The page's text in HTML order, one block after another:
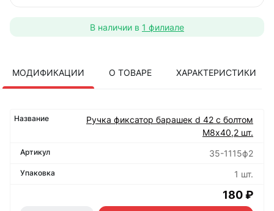
В наличии в 1 филиале
МОДИФИКАЦИИ О ТОВАРЕ ХАРАКТЕРИСТИКИ
Ручка фиксатор барашек d 42 с болтом
М8х40,2 шт.
35-1115ф2
1 шт.
180 ₽